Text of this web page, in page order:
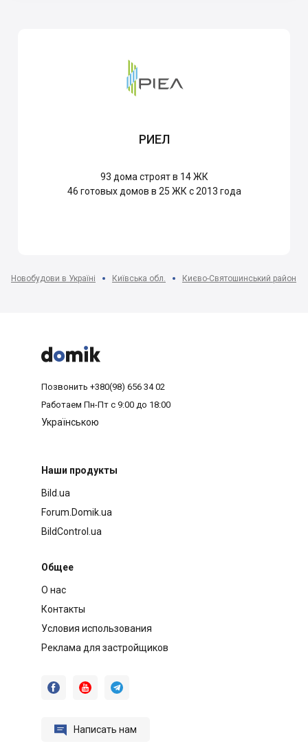
РИЕЛ
93 дома строят в 14 ЖК
46 готовых домов в 25 ЖК с 2013 года
Новобудови в Україні Київська обл. Києво-Святошинський район



Позвонить +380(98) 656 34 02
Работаем Пн-Пт с 9:00 до 18:00
Українською
Наши продукты
Bild.ua
Forum.Domik.ua
BildControl.ua
Общее
О нас
Контакты
Условия использования
Реклама для застройщиков
  
 Написать нам